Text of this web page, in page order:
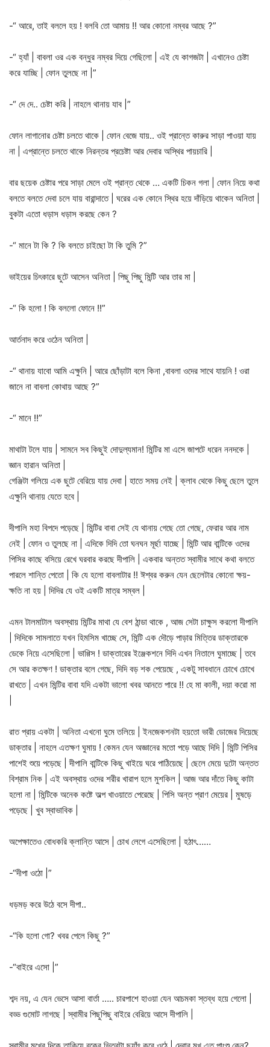
-“ আরে, তাই বললে হয় ! বলবি তো আমায় !! আর কোনো নম্বর আছে ?”
-“ হ্যাঁ | বাবলা ওর এক বন্ধুর নম্বর দিয়ে গেছিলো | এই যে কাগজটা | এখানেও চেষ্টা
করে যাচ্ছি | ফোন তুলছে না |”
-“ দে দে.. চেষ্টা করি | নাহলে থানায় যাব |”
ফোন লাগানোর চেষ্টা চলতে থাকে | ফোন বেজে যায়.. ওই প্রান্তে কারুর সাড়া পাওয়া যায়
না | এপ্রান্তে চলতে থাকে নিরন্তর প্রচেষ্টা আর দেবার অস্থির পায়চারি |
বার ছয়েক চেষ্টার পরে সাড়া মেলে ওই প্রান্ত থেকে … একটি চিকন গলা | ফোন নিয়ে কথা
বলতে বলতে দেবা চলে যায় বারান্দাতে | ঘরের এক কোনে স্থির হয়ে দাঁড়িয়ে থাকেন অনিতা |
বুকটা এতো ধড়াস ধড়াস করছে কেন ?
-“ মানে টা কি ? কি বলতে চাইছো টা কি তুমি ?”
ভাইয়ের চিৎকারে ছুটে আসেন অনিতা | পিছু পিছু মিন্টি আর তার মা |
-“ কি হলো ! কি বললো ফোনে !!”
আর্তনাদ করে ওঠেন অনিতা |
-“ থানায় যাবো আমি এক্ষুনি | আরে ছোঁড়াটা বলে কিনা ,বাবলা ওদের সাথে যায়নি ! ওরা
জানে না বাবলা কোথায় আছে ?”
-“ মানে !!”
মাথাটা টলে যায় | সামনে সব কিছুই দোদুল্যমান! মিন্টির মা এসে জাপটে ধরেন ননদকে |
জ্ঞান হারান অনিতা |
গেঞ্জিটা গলিয়ে এক ছুটে বেরিয়ে যায় দেবা | হাতে সময় নেই | ক্লাব থেকে কিছু ছেলে তুলে
এক্ষুনি থানায় যেতে হবে |
দীপালি মহা বিপদে পড়েছে | মিন্টির বাবা সেই যে থানায় গেছে তো গেছে, ফেরার আর নাম
নেই | ফোন ও তুলছে না | এদিকে দিদি তো ঘনঘন মূর্ছা যাচ্ছে | মিন্টি আর বান্টিকে ওদের
পিসির কাছে বসিয়ে রেখে ঘরবার করছে দীপালি | একবার অন্তত স্বামীর সাথে কথা বলতে
পারলে শান্তি পেতো | কি যে হলো বাবলাটার !! ঈশ্বর করুন যেন ছেলেটার কোনো ক্ষয়-
ক্ষতি না হয় | দিদির যে ওই একটি মাত্র সম্বল |
এমন টালমাটাল অবস্থায় মিন্টির মাথা যে বেশ ঠান্ডা থাকে , আজ সেটা চাক্ষুস করলো দীপালি
| দিদিকে সামলাতে যখন হিমসিম খাচ্ছে সে, মিন্টি এক দৌড়ে পাড়ার মিত্তির ডাক্তারকে
ডেকে নিয়ে এসেছিলো | ভাগ্গিস ! ডাক্তারের ইঞ্জেকশনে দিদি এখন নিতালে ঘুমাচ্ছে | তবে
সে আর কতক্ষণ ! ডাক্তার বলে গেছে, দিদি বড় শক পেয়েছে , একটু সাবধানে চোখে চোখে
রাখতে | এখন মিন্টির বাবা যদি একটা ভালো খবর আনতে পারে !! হে মা কালী, দয়া করো মা
রাত প্রায় একটা | অনিতা এখনো ঘুমে তলিয়ে | ইনজেকশনটা হয়তো ভারী ডোজের দিয়েছে
ডাক্তার | নাহলে এতক্ষণ ঘুমায় ! কেমন যেন অজ্ঞানের মতো পড়ে আছে দিদি | মিন্টি পিসির
পাশেই শুয়ে পড়েছে | দীপালি বান্টিকে কিছু খাইয়ে ঘরে পাঠিয়েছে | ছেলে মেয়ে দুটো অন্তত
বিশ্রাম নিক | এই অবস্থায় ওদের শরীর খারাপ হলে মুশকিল | আজ আর দাঁতে কিছু কাটা
হলো না | মিন্টিকে অনেক কষ্টে অল্প খাওয়াতে পেরেছে | পিসি অন্ত প্রাণ মেয়ের | মুষড়ে
পড়েছে | খুব স্বাভাবিক |
অপেক্ষাতেও বোধকরি ক্লান্তি আসে | চোখ লেগে এসেছিলো | হঠাৎ……
-“দীপা ওঠো |”
ধড়মড় করে উঠে বসে দীপা..
-“কি হলো গো? খবর পেলে কিছু ?”
-“বাইরে এসো |”
শব্দ নয়, এ যেন ভেসে আসা বার্তা ….. চারপাশে হাওয়া যেন আচমকা স্তব্ধ হয়ে গেলো |
বড্ড গুমোট লাগছে | স্বামীর পিছুপিছু বাইরে বেরিয়ে আসে দীপালি |